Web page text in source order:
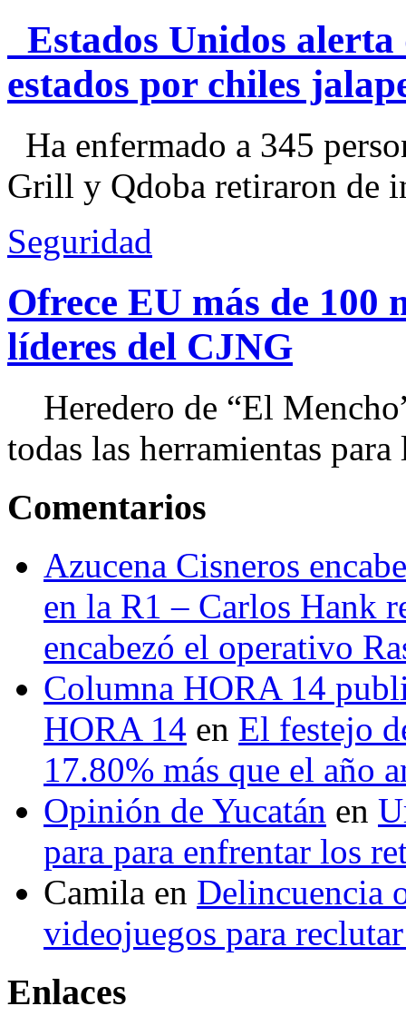
Estados Unidos alerta
estados por chiles
Ha enfermado a 345
Grill y Qdoba retiraron de
Seguridad
Ofrece EU más de 100
líderes del CJNG
Heredero de “El
todas las herramientas
Comentarios
Azucena Cisneros
en la R1 – Carlos Hank
encabezó el operativo
Columna HORA 14
HORA 14 en El festejo
17.80% más que el año
Opinión de Yucatán en
para para enfrentar los
Camila en Delincuencia
videojuegos para
Enlaces